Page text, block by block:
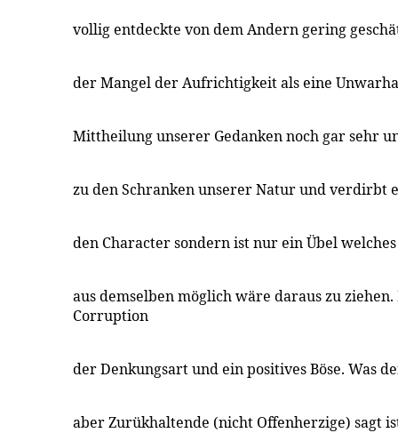
vollig entdeckte von dem Andern gering
der Mangel der Aufrichtigkeit als eine
Mittheilung unserer Gedanken noch gar sehr
zu den Schranken unserer Natur und verdirbt
den Character sondern ist nur ein Übel
aus demselben möglich wäre daraus zu
Corruption
der Denkungsart und ein positives Böse. Was
aber Zurükhaltende (nicht Offenherzige) sagt